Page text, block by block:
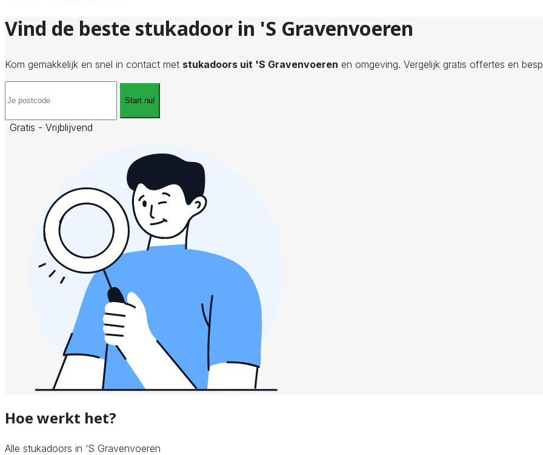
Vind de beste stukadoor in 'S Gravenvoeren
Kom gemakkelijk en snel in contact met stukadoors uit 'S Gravenvoeren en omgeving. Vergelijk gratis offertes en
Start nu!
Gratis - Vrijblijvend
Hoe werkt het?
Alle stukadoors in ‘S Gravenvoeren